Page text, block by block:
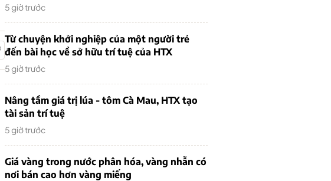
5 giờ trước
Từ chuyện khởi nghiệp của một người trẻ
đến bài học về sở hữu trí tuệ của HTX
5 giờ trước
Nâng tầm giá trị lúa - tôm Cà Mau, HTX tạo
tài sản trí tuệ
5 giờ trước
Giá vàng trong nước phân hóa, vàng nhẫn có
nơi bán cao hơn vàng miếng